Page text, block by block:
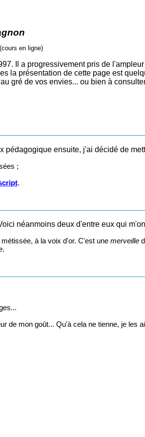
(cours en ligne)
Il a progressivement pris de
la présentation de cette page est
gré de vos envies... ou bien à
pédagogique ensuite, j'ai décidé de
;
.
néanmoins deux d'entre eux qui
à la voix d'or. C'est une merveille
.
de mon goût... Qu'à cela ne tienne, je les